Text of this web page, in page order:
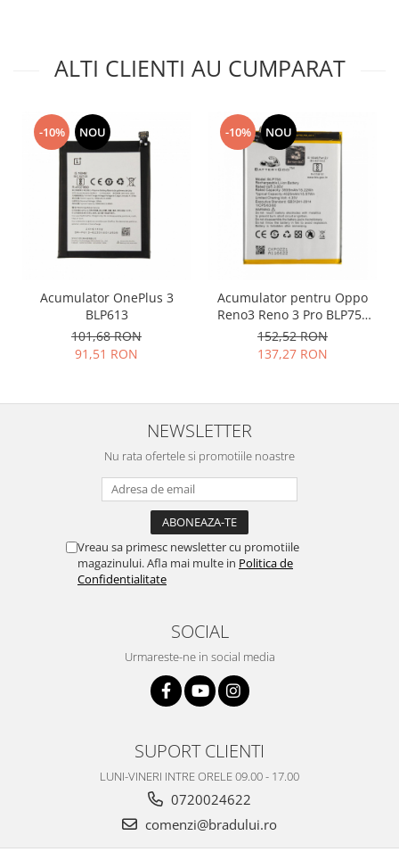
Vodafone
Xiaomi
Touchscreen
Blackberry
MEIZU
Touchscreen Lenovo
Touchscreen Samsung
ALTI CLIENTI AU CUMPARAT
-10% NOU
Acumulator OnePlus 3
BLP613
101,68 RON
91,51 RON
-10% NOU
Acumulator pentru Oppo
Reno3 Reno 3 Pro BLP755
4025mah
152,52 RON
137,27 RON
NEWSLETTER
Nu rata ofertele si promotiile noastre
Vreau sa primesc newsletter cu promotiile
magazinului. Afla mai multe in Politica de
Confidentialitate
SOCIAL
Urmareste-ne in social media
SUPORT CLIENTI
LUNI-VINERI INTRE ORELE 09.00 - 17.00
0720024622
comenzi@bradului.ro